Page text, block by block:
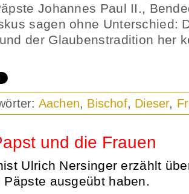
Johannes Paul II.,
sagen ohne Unterschied:
der Glaubenstradition her
Aachen, Bischof, Dieser,
und die Frauen
Ulrich Nersinger erzählt
Päpste ausgeübt haben.